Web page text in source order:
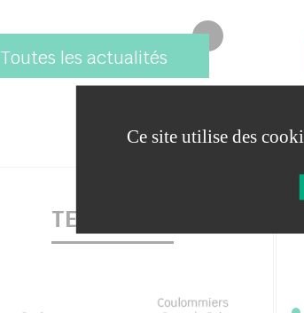
Toutes les actualités
TERRITOIRE
Ce site utilise des